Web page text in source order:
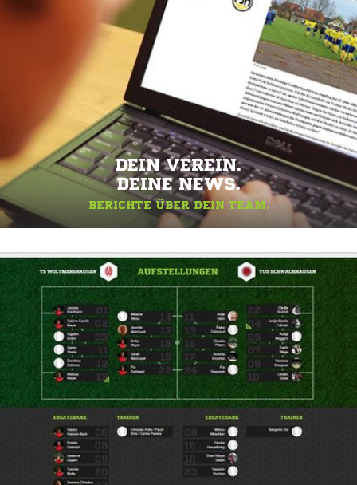
DEIN VEREIN.
DEINE NEWS.
BERICHTE ÜBER DEIN TEAM.